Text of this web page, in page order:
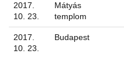
2017.
10. 23.
Mátyás
templom
2017.
10. 23.
Budapest